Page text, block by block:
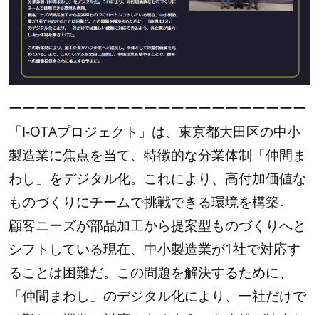
ーーーーーーーーーーーーーーーーーーーーーー
「I-OTAプロジェクト」は、東京都大田区の中小
製造業に焦点を当て、特徴的な分業体制「仲間ま
わし」をデジタル化。これにより、高付加価値な
ものづくりにチームで挑戦できる環境を構築。
顧客ニーズが部品加工から提案型ものづくりへと
シフトしている現在、中小製造業が1社で対応す
ることは困難だ。この問題を解決するために、
「仲間まわし」のデジタル化により、一社だけで